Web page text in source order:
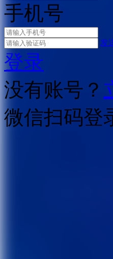
手机号
发
登录
没有账号？
微信扫码登